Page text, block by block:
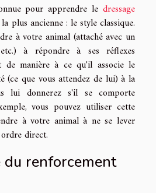
pour apprendre le dressage
plus ancienne : le style classique.
à votre animal (attaché avec un
à répondre à ses réflexes
de manière à ce qu'il associe le
(ce que vous attendez de lui) à la
lui donnerez s'il se comporte
vous pouvez utiliser cette
à votre animal à ne se lever
direct.
du renforcement